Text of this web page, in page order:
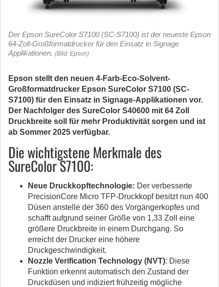
Der Epson SureColor S7100 (SC-S7100) ist der neueste Epson
64-Zoll-Großformatdrucker für den Einsatz in Signage
Applikationen. (Bild: Epson)
Epson stellt den neuen 4-Farb-Eco-Solvent-
Großformatdrucker Epson SureColor S7100 (SC-
S7100) für den Einsatz in Signage-Applikationen vor.
Der Nachfolger des SureColor S40600 mit 64 Zoll
Druckbreite soll für mehr Produktivität sorgen und ist
ab Sommer 2025 verfügbar.
Die wichtigstene Merkmale des
SureColor S7100:
Neue Druckkopftechnologie: Der verbesserte
PrecisionCore Micro TFP-Druckkopf besitzt nun 400
Düsen anstelle der 360 des Vorgängerkopfes und
schafft aufgrund seiner Größe von 1,33 Zoll eine
größere Druckbreite in einem Durchgang. So
erreicht der Drucker eine höhere
Druckgeschwindigkeit.
Nozzle Verification Technology (NVT): Diese
Funktion erkennt automatisch den Zustand der
Druckdüsen und indiziert frühzeitig mögliche